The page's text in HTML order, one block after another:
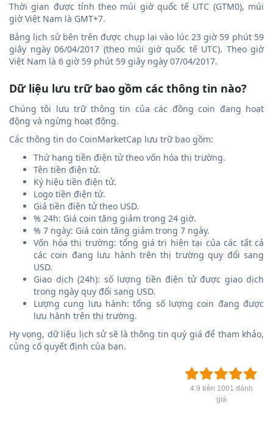
Thời gian được tính theo múi giờ quốc tế UTC (GTM0), múi
giờ Việt Nam là GMT+7.
Bảng lịch sử bên trên được chụp lại vào lúc 23 giờ 59 phút 59
giây ngày 06/04/2017 (theo múi giờ quốc tế UTC). Theo giờ
Việt Nam là 6 giờ 59 phút 59 giây ngày 07/04/2017.
Dữ liệu lưu trữ bao gồm các thông tin nào?
Chúng tôi lưu trữ thông tin của các đồng coin đang hoạt
động và ngừng hoạt động.
Các thông tin do CoinMarketCap lưu trữ bao gồm:
Thứ hạng tiền điện tử theo vốn hóa thị trường.
Tên tiền điện tử.
Ký hiệu tiền điện tử.
Logo tiền điện tử.
Giá tiền điện tử theo USD.
% 24h: Giá coin tăng giảm trong 24 giờ.
% 7 ngày: Giá coin tăng giảm trong 7 ngày.
Vốn hóa thị trường: tổng giá trị hiện tại của các tất cả
các coin đang lưu hành trên thị trường quy đổi sang
USD.
Giao dịch (24h): số lượng tiền điện tử được giao dịch
trong ngày quy đổi sang USD.
Lượng cung lưu hành: tổng số lượng coin đang được
lưu hành trên thị trường.
Hy vọng, dữ liệu lịch sử sẽ là thông tin quý giá để tham khảo,
củng cố quyết định của bạn.
4.9 trên 1001 đánh
giá